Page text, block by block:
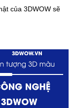
của 3DWOW sẽ